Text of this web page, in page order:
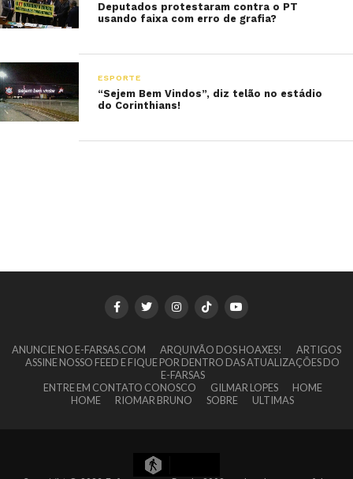
Deputados protestaram contra o PT
usando faixa com erro de grafia?
ESPORTE
“Sejem Bem Vindos”, diz telão no estádio
do Corinthians!
ANUNCIE NO E-FARSAS.COM ARQUIVÃO DOS HOAXES!
ARTIGOS
ASSINE NOSSO FEED E FIQUE POR DENTRO DAS ATUALIZAÇÕES DO
E-FARSAS
ENTRE EM CONTATO CONOSCO
GILMAR LOPES
HOME
HOME
RIOMAR BRUNO SOBRE ULTIMAS